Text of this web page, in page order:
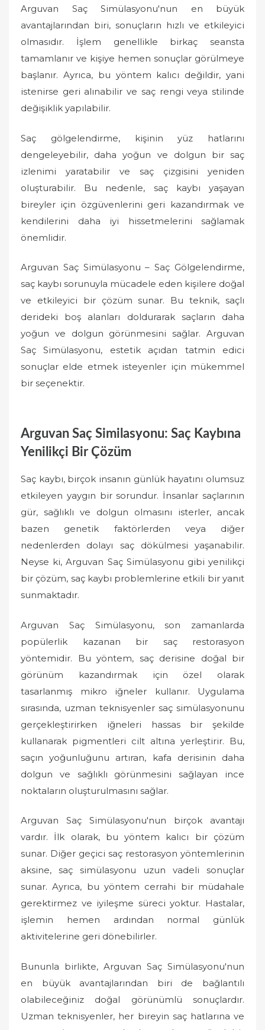
Arguvan Saç Simülasyonu'nun en büyük
avantajlarından biri, sonuçların hızlı ve etkileyici
olmasıdır. İşlem genellikle birkaç seansta
tamamlanır ve kişiye hemen sonuçlar görülmeye
başlanır. Ayrıca, bu yöntem kalıcı değildir, yani
istenirse geri alınabilir ve saç rengi veya stilinde
değişiklik yapılabilir.
Saç gölgelendirme, kişinin yüz hatlarını
dengeleyebilir, daha yoğun ve dolgun bir saç
izlenimi yaratabilir ve saç çizgisini yeniden
oluşturabilir. Bu nedenle, saç kaybı yaşayan
bireyler için özgüvenlerini geri kazandırmak ve
kendilerini daha iyi hissetmelerini sağlamak
önemlidir.
Arguvan Saç Simülasyonu – Saç Gölgelendirme,
saç kaybı sorunuyla mücadele eden kişilere doğal
ve etkileyici bir çözüm sunar. Bu teknik, saçlı
derideki boş alanları doldurarak saçların daha
yoğun ve dolgun görünmesini sağlar. Arguvan
Saç Simülasyonu, estetik açıdan tatmin edici
sonuçlar elde etmek isteyenler için mükemmel
bir seçenektir.
Arguvan Saç Similasyonu: Saç Kaybına
Yenilikçi Bir Çözüm
Saç kaybı, birçok insanın günlük hayatını olumsuz
etkileyen yaygın bir sorundur. İnsanlar saçlarının
gür, sağlıklı ve dolgun olmasını isterler, ancak
bazen genetik faktörlerden veya diğer
nedenlerden dolayı saç dökülmesi yaşanabilir.
Neyse ki, Arguvan Saç Simülasyonu gibi yenilikçi
bir çözüm, saç kaybı problemlerine etkili bir yanıt
sunmaktadır.
Arguvan Saç Simülasyonu, son zamanlarda
popülerlik kazanan bir saç restorasyon
yöntemidir. Bu yöntem, saç derisine doğal bir
görünüm kazandırmak için özel olarak
tasarlanmış mikro iğneler kullanır. Uygulama
sırasında, uzman teknisyenler saç simülasyonunu
gerçekleştirirken iğneleri hassas bir şekilde
kullanarak pigmentleri cilt altına yerleştirir. Bu,
saçın yoğunluğunu artıran, kafa derisinin daha
dolgun ve sağlıklı görünmesini sağlayan ince
noktaların oluşturulmasını sağlar.
Arguvan Saç Simülasyonu'nun birçok avantajı
vardır. İlk olarak, bu yöntem kalıcı bir çözüm
sunar. Diğer geçici saç restorasyon yöntemlerinin
aksine, saç simülasyonu uzun vadeli sonuçlar
sunar. Ayrıca, bu yöntem cerrahi bir müdahale
gerektirmez ve iyileşme süreci yoktur. Hastalar,
işlemin hemen ardından normal günlük
aktivitelerine geri dönebilirler.
Bununla birlikte, Arguvan Saç Simülasyonu'nun
en büyük avantajlarından biri de bağlantılı
olabileceğiniz doğal görünümlü sonuçlardır.
Uzman teknisyenler, her bireyin saç hatlarına ve